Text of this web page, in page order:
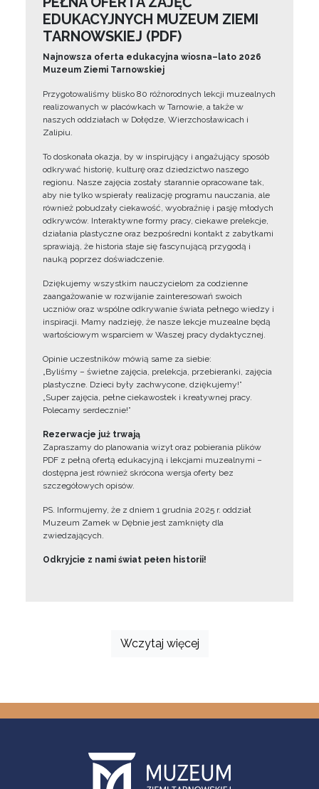
EDUKACYJNYCH MUZEUM ZIEMI
TARNOWSKIEJ (PDF)
Najnowsza oferta edukacyjna wiosna–lato 2026
Muzeum Ziemi Tarnowskiej
Przygotowaliśmy blisko 80 różnorodnych lekcji muzealnych
realizowanych w placówkach w Tarnowie, a także w
naszych oddziałach w Dołędze, Wierzchosławicach i
Zalipiu.
To doskonała okazja, by w inspirujący i angażujący sposób
odkrywać historię, kulturę oraz dziedzictwo naszego
regionu. Nasze zajęcia zostały starannie opracowane tak,
aby nie tylko wspierały realizację programu nauczania, ale
również pobudzały ciekawość, wyobraźnię i pasję młodych
odkrywców. Interaktywne formy pracy, ciekawe prelekcje,
działania plastyczne oraz bezpośredni kontakt z zabytkami
sprawiają, że historia staje się fascynującą przygodą i
nauką poprzez doświadczenie.
Dziękujemy wszystkim nauczycielom za codzienne
zaangażowanie w rozwijanie zainteresowań swoich
uczniów oraz wspólne odkrywanie świata pełnego wiedzy i
inspiracji. Mamy nadzieję, że nasze lekcje muzealne będą
wartościowym wsparciem w Waszej pracy dydaktycznej.
Opinie uczestników mówią same za siebie:
„Byliśmy – świetne zajęcia, prelekcja, przebieranki, zajęcia
plastyczne. Dzieci były zachwycone, dziękujemy!”
„Super zajęcia, pełne ciekawostek i kreatywnej pracy.
Polecamy serdecznie!”
Rezerwacje już trwają
Zapraszamy do planowania wizyt oraz pobierania plików
PDF z pełną ofertą edukacyjną i lekcjami muzealnymi –
dostępna jest również skrócona wersja oferty bez
szczegółowych opisów.
PS. Informujemy, że z dniem 1 grudnia 2025 r. oddział
Muzeum Zamek w Dębnie jest zamknięty dla
zwiedzających.
Odkryjcie z nami świat pełen historii!
Wczytaj więcej